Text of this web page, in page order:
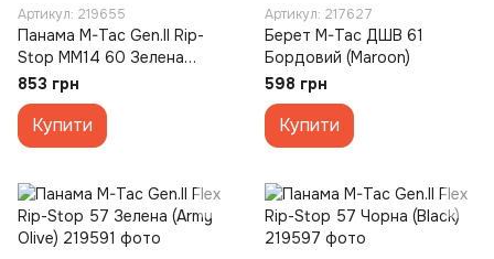
Артикул: 219655
Панама M-Tac Gen.II Rip-
Stop MM14 60 Зелена
(Multicam)
853 грн
Купити
Артикул: 217627
Берет M-Tac ДШВ 61
Бордовий (Maroon)
598 грн
Купити